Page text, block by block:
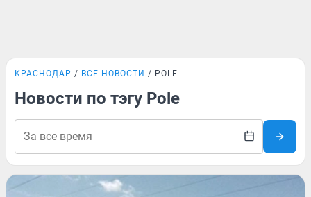
КРАСНОДАР ВСЕ НОВОСТИ POLE
Новости по тэгу Pole